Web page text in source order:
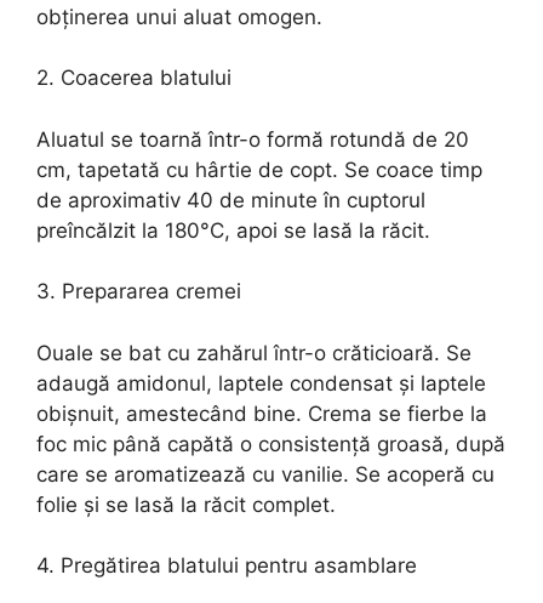
obținerea unui aluat omogen.
2. Coacerea blatului
Aluatul se toarnă într-o formă rotundă de 20
cm, tapetată cu hârtie de copt. Se coace timp
de aproximativ 40 de minute în cuptorul
preîncălzit la 180°C, apoi se lasă la răcit.
3. Prepararea cremei
Ouale se bat cu zahărul într-o crăticioară. Se
adaugă amidonul, laptele condensat și laptele
obișnuit, amestecând bine. Crema se fierbe la
foc mic până capătă o consistență groasă, după
care se aromatizează cu vanilie. Se acoperă cu
folie și se lasă la răcit complet.
4. Pregătirea blatului pentru asamblare